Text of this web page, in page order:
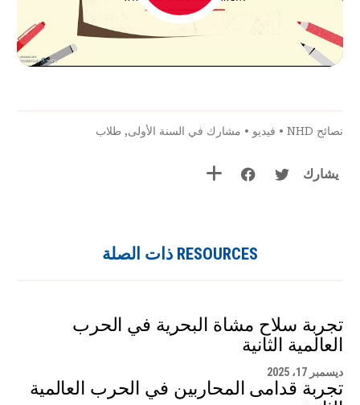
نصائح NHD • فيديو • مشارك في السنة الأولى, طلاب
يشارك
RESOURCES ذات الصلة
تجربة سلاح مشاة البحرية في الحرب
العالمية الثانية
ديسمبر 17، 2025
تجربة قدامى المحاربين في الحرب العالمية